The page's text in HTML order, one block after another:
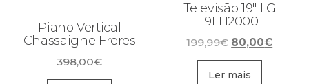
Piano Vertical
Chassaigne Freres
398,00€
Televisão 19″ LG
19LH2000
199,99€ O
preço
original
80,00€O
Ler mais